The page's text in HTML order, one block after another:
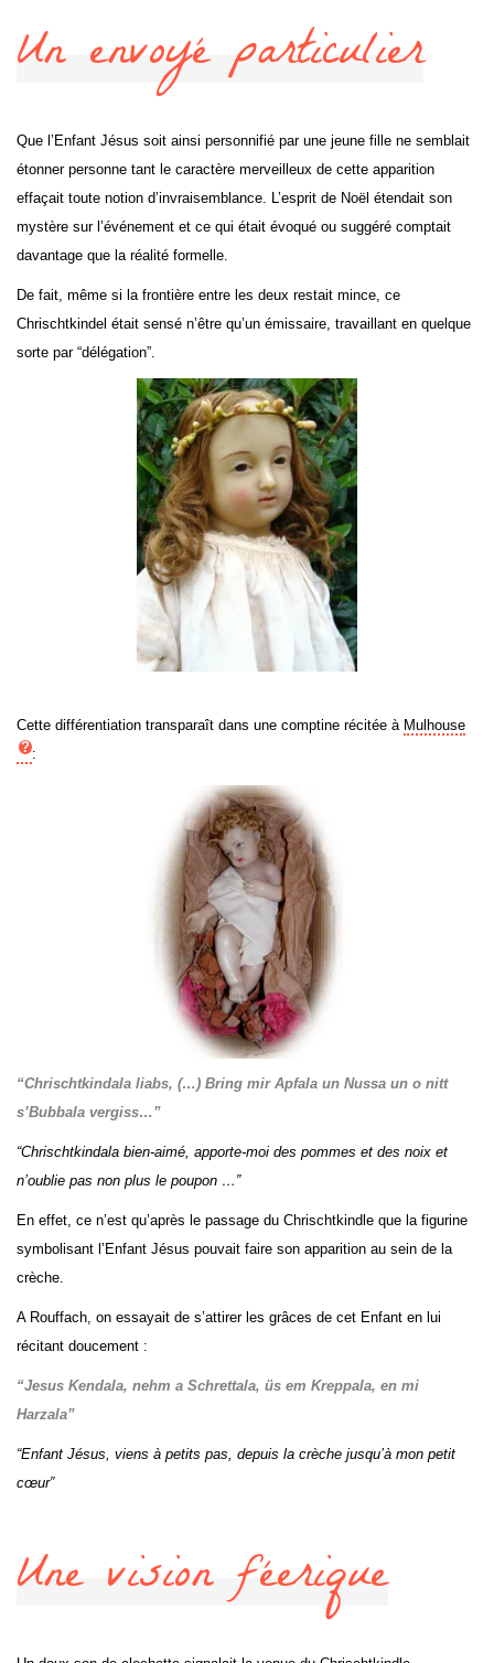
Un envoyé particulier
Que l’Enfant Jésus soit ainsi personnifié par une jeune fille ne semblait
étonner personne tant le caractère merveilleux de cette apparition
effaçait toute notion d’invraisemblance. L’esprit de Noël étendait son
mystère sur l’événement et ce qui était évoqué ou suggéré comptait
davantage que la réalité formelle.
De fait, même si la frontière entre les deux restait mince, ce
Chrischtkindel était sensé n’être qu’un émissaire, travaillant en quelque
sorte par “délégation”.
Cette différentiation transparaît dans une comptine récitée à Mulhouse
:
“Chrischtkindala liabs, (…) Bring mir Apfala un Nussa un o nitt
s’Bubbala vergiss…”
“Chrischtkindala bien-aimé, apporte-moi des pommes et des noix et
n’oublie pas non plus le poupon …”
En effet, ce n’est qu’après le passage du Chrischtkindle que la figurine
symbolisant l’Enfant Jésus pouvait faire son apparition au sein de la
crèche.
A Rouffach, on essayait de s’attirer les grâces de cet Enfant en lui
récitant doucement :
“Jesus Kendala, nehm a Schrettala, üs em Kreppala, en mi
Harzala”
“Enfant Jésus, viens à petits pas, depuis la crèche jusqu’à mon petit
cœur”
Une vision féerique